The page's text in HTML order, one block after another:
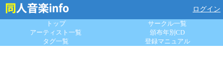
ログイン
トップ
サークル一覧
アーティスト一覧
頒布年別CD
タグ一覧
登録マニュアル